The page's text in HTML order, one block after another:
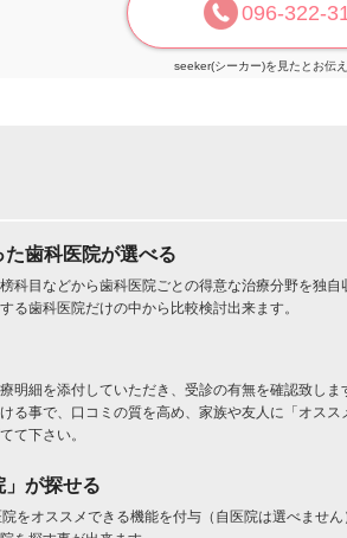
096-322-
seeker(シーカー)を見たとお伝え
歯科医院が選べる
科目などから歯科医院ごとの得意な治療分野を独自
る歯科医院だけの中から比較検討出来ます。
明細を添付していただき、受診の有無を確認致し
る事で、口コミの質を高め、家族や友人に「オス
て下さい。
」が探せる
をオススメできる機能を付与（自医院は選べません